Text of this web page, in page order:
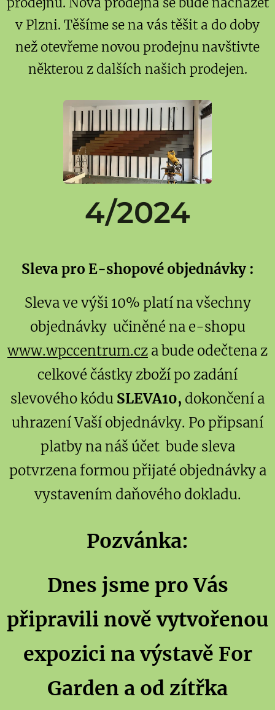
v Plzni. Těšíme se na vás těšit a do doby
než otevřeme novou prodejnu navštivte
některou z dalších našich prodejen.
4/2024
Sleva pro E-shopové objednávky :
Sleva ve výši 10% platí na všechny
objednávky učiněné na e-shopu
www.wpccentrum.cz a bude odečtena z
celkové částky zboží po zadání
slevového kódu SLEVA10, dokončení a
uhrazení Vaší objednávky. Po připsaní
platby na náš účet bude sleva
potvrzena formou přijaté objednávky a
vystavením daňového dokladu.
Pozvánka:
Dnes jsme pro Vás
připravili nově vytvořenou
expozici na výstavě For
Garden a od zítřka